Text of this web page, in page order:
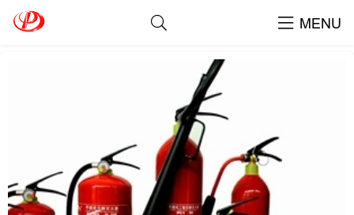
MENU
Nạp Bình Chữa Cháy Tại Quận 1